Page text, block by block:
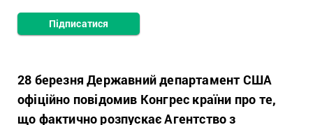
Підписатися
28 березня Державний департамент США
офіційно повідомив Конгрес країни про те,
що фактично розпускає Агентство з